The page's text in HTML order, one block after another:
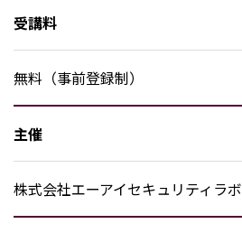
受講料
無料（事前登録制）
主催
株式会社エーアイセキュリティラボ